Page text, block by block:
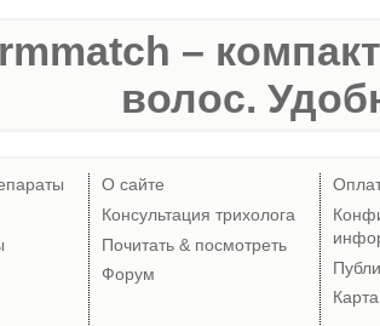
–
волос.
О сайте
Консультация трихолога
Почитать & посмотреть
Форум